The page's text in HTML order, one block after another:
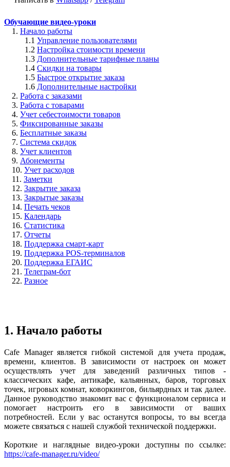
Обучающие видео-уроки
1. Начало работы
1.1 Управление пользователями
1.2 Настройка стоимости времени
1.3 Дополнительные тарифные планы
1.4 Скидки на товары
1.5 Быстрое открытие заказа
1.6 Дополнительные настройки
2. Работа с заказами
3. Работа с товарами
4. Учет себестоимости товаров
5. Фиксированные заказы
6. Бесплатные заказы
7. Система скидок
8. Учет клиентов
9. Абонементы
10. Учет расходов
11. Заметки
12. Закрытие заказа
13. Закрытые заказы
14. Печать чеков
15. Календарь
16. Статистика
17. Отчеты
18. Поддержка смарт-карт
19. Поддержка POS-терминалов
20. Поддержка ЕГАИС
21. Телеграм-бот
22. Разное
1. Начало работы
Cafe Manager является гибкой системой для учета продаж,
времени, клиентов. В зависимости от настроек он может
осуществлять учет для заведений различных типов -
классических кафе, антикафе, кальянных, баров, торговых
точек, игровых комнат, коворкингов, бильярдных и так далее.
Данное руководство знакомит вас с функционалом сервиса и
помогает настроить его в зависимости от ваших
потребностей. Если у вас останутся вопросы, то вы всегда
можете связаться с нашей службой технической поддержки.
Короткие и наглядные видео-уроки доступны по ссылке:
https://cafe-manager.ru/video/